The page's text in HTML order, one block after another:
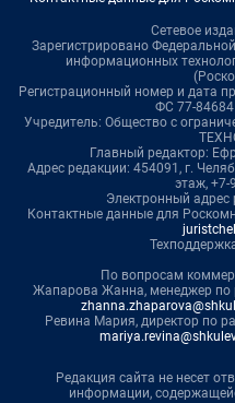
Сетевое
Зарегистрировано
информационных
Регистрационный номер и дата
ФС 77-84684
Учредитель: Общество с
Главный редактор:
Адрес редакции: 454091, г.
этаж, +7-
Электронный адрес
Контактные данные для
По вопросам
Жапарова Жанна, менеджер по
Ревина Мария, директор по
Редакция сайта не несет
информации,